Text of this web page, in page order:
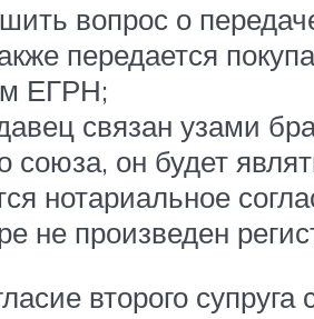
вопрос о
передается
ЕГРН;
связан узами
союза, он будет
нотариальное
не произведен
второго